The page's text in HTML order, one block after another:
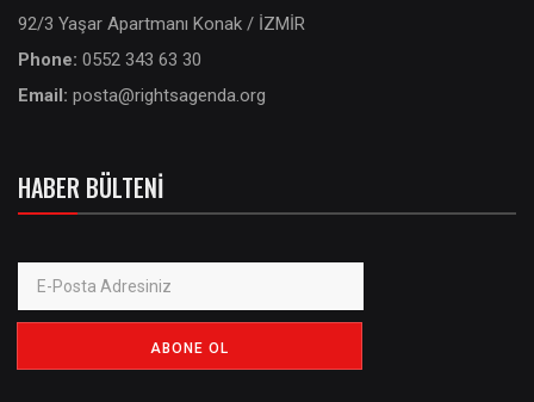
92/3 Yaşar Apartmanı Konak / İZMİR
Phone: 0552 343 63 30
Email: posta@rightsagenda.org
HABER BÜLTENI